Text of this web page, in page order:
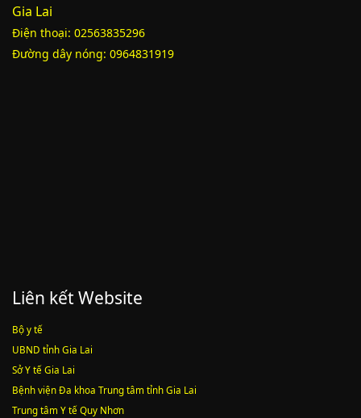
Gia Lai
Điện thoại: 02563835296
Đường dây nóng: 0964831919
Liên kết Website
Bộ y tế
UBND tỉnh Gia Lai
Sở Y tế Gia Lai
Bệnh viện Đa khoa Trung tâm tỉnh Gia Lai
Trung tâm Y tế Quy Nhơn